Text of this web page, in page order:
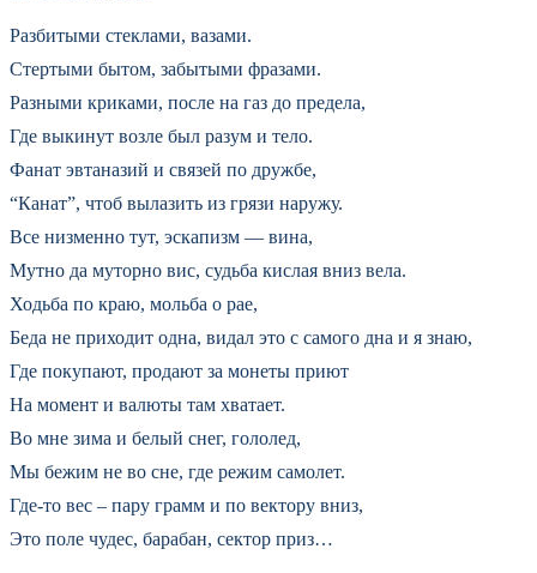
Разбитыми стеклами, вазами.
Стертыми бытом, забытыми фразами.
Разными криками, после на газ до предела,
Где выкинут возле был разум и тело.
Фанат эвтаназий и связей по дружбе,
“Канат”, чтоб вылазить из грязи наружу.
Все низменно тут, эскапизм — вина,
Мутно да муторно вис, судьба кислая вниз вела.
Ходьба по краю, мольба о рае,
Беда не приходит одна, видал это с самого дна и я знаю,
Где покупают, продают за монеты приют
На момент и валюты там хватает.
Во мне зима и белый снег, гололед,
Мы бежим не во сне, где режим самолет.
Где-то вес – пару грамм и по вектору вниз,
Это поле чудес, барабан, сектор приз…